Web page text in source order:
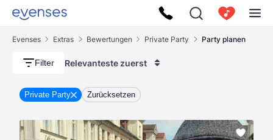
Evenses Extras Bewertungen Private Party Party planen
Filter Relevanteste zuerst
Private Party Zurücksetzen